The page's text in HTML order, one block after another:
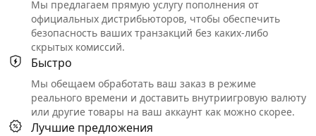
Мы предлагаем прямую услугу пополнения от
официальных дистрибьюторов, чтобы обеспечить
безопасность ваших транзакций без каких-либо
скрытых комиссий.
Быстро
Мы обещаем обработать ваш заказ в режиме
реального времени и доставить внутриигровую валюту
или другие товары на ваш аккаунт как можно скорее.
Лучшие предложения